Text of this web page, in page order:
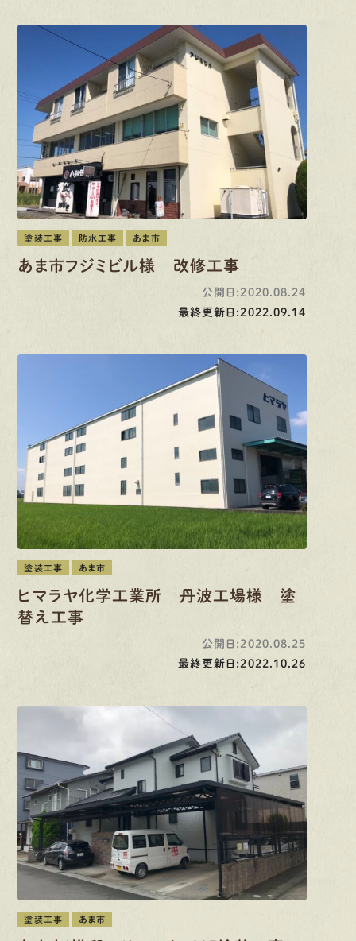
塗装工事 防水工事 あま市
あま市フジミビル様 改修工事
公開日:2020.08.24
最終更新日:2022.09.14
塗装工事 あま市
ヒマラヤ化学工業所 丹波工場様 塗
替え工事
公開日:2020.08.25
最終更新日:2022.10.26
塗装工事 あま市